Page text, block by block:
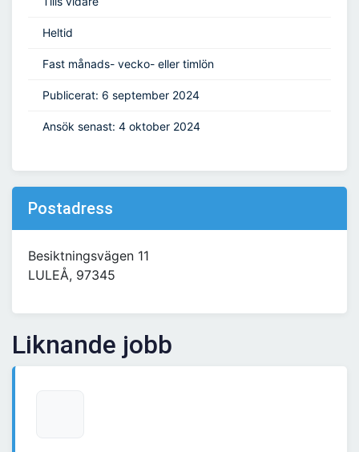
Heltid
Fast månads- vecko- eller timlön
Publicerat: 6 september 2024
Ansök senast: 4 oktober 2024
Postadress
Besiktningsvägen 11
LULEÅ, 97345
Liknande jobb